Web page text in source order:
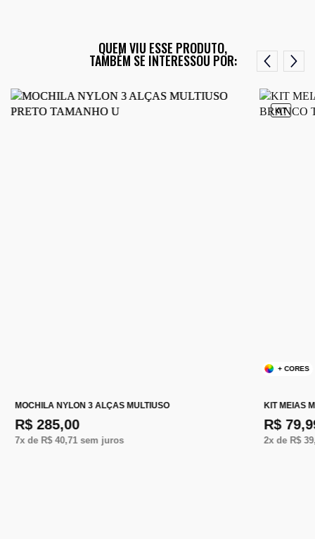
QUEM VIU ESSE PRODUTO,
TAMBÉM SE INTERESSOU POR:
MOCHILA NYLON 3 ALÇAS MULTIUSO
R$ 285,00
7x de R$ 40,71sem juros
+ CORES
KIT MEIAS
R$
2x de R$